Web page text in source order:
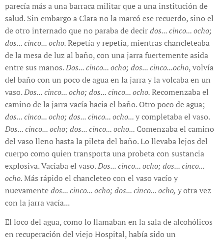
parecía más a una barraca militar que a una institución de
salud. Sin embargo a Clara no la marcó ese recuerdo, sino el
de otro internado que no paraba de decirdos... cinco... ocho;
dos... cinco... ocho.Repetía y repetía, mientras chancleteaba
de la mesa de luz al baño, con una jarra fuertemente asida
entre sus manos.Dos... cinco... ocho; dos... cinco...ocho, volvía
del baño con un poco de agua en la jarra y la volcaba en un
vaso.Dos... cinco... ocho; dos... cinco... ocho.Recomenzaba el
camino de la jarra vacía hacia el baño. Otro poco de agua;
dos... cinco... ocho; dos... cinco... ocho...y completaba el vaso.
Dos... cinco... ocho; dos... cinco... ocho... Comenzaba el camino
del vaso lleno hasta la pileta del baño. Lo llevaba lejos del
cuerpo como quien transporta una probeta con sustancia
explosiva. Vaciaba el vaso.Dos... cinco... ocho; dos... cinco...
ocho.Más rápido el chancleteo con el vaso vacío y
nuevamentedos... cinco... ocho; dos... cinco... ocho, yotra vez
con la jarra vacía...
El loco del agua, como lo llamaban en la sala de alcohólicos
en recuperación del viejo Hospital, había sido un